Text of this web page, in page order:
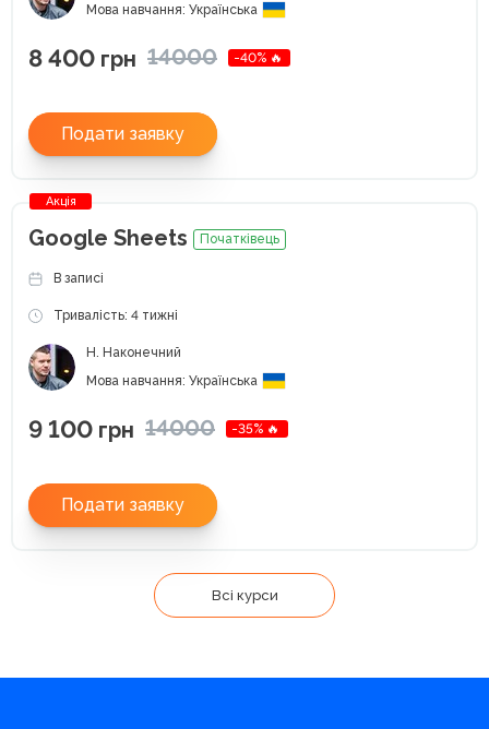
Мова навчання: Українська
8 400 грн 14000 -40% 🔥
Подати заявку
Акція
Google Sheets Початківець
В записі
Тривалість: 4 тижні
Н. Наконечний
Мова навчання: Українська
9 100 грн 14000 -35% 🔥
Подати заявку
Всі курси